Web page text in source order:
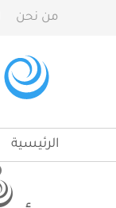
من نحن
الرئيسية